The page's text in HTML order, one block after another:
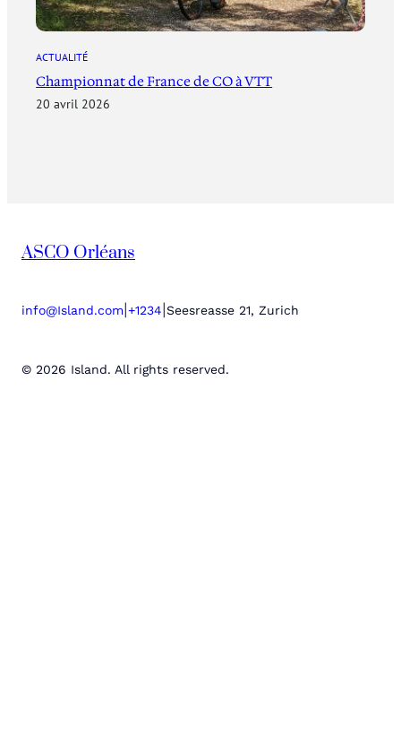
ACTUALITÉ
Championnat de France de CO à VTT
20 avril 2026
ASCO Orléans
info@Island.com +1234 Seesreasse 21, Zurich
© 2026 Island. All rights reserved.